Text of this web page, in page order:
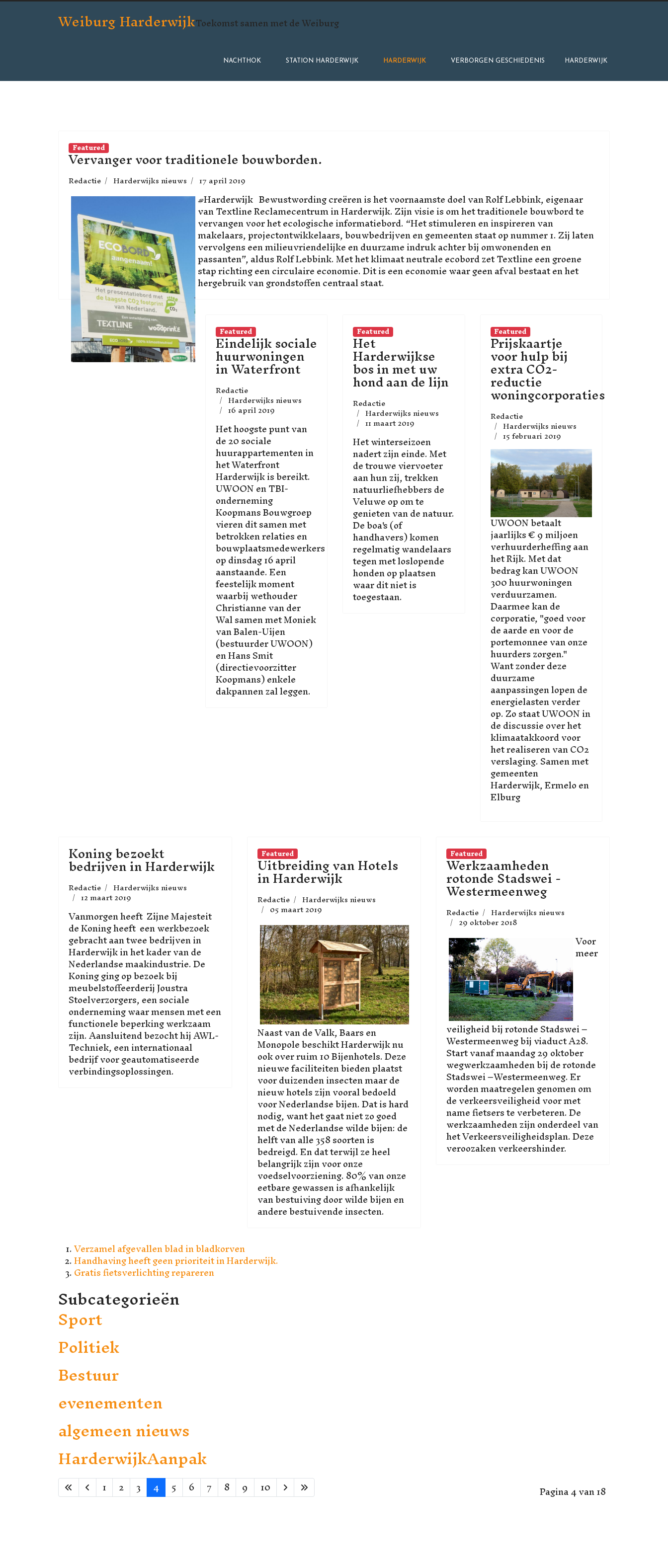
Weiburg HarderwijkToekomst samen met de Weiburg
NACHTHOK STATION HARDERWIJK HARDERWIJK VERBORGEN GESCHIEDENIS HARDERWIJK
Featured
Vervanger voor traditionele bouwborden.
Redactie Harderwijks nieuws 17 april 2019
#Harderwijk Bewustwording creëren is het voornaamste doel van Rolf Lebbink, eigenaar
van Textline Reclamecentrum in Harderwijk. Zijn visie is om het traditionele bouwbord te
vervangen voor het ecologische informatiebord. “Het stimuleren en inspireren van
makelaars, projectontwikkelaars, bouwbedrijven en gemeenten staat op nummer 1. Zij laten
vervolgens een milieuvriendelijke en duurzame indruk achter bij omwonenden en
passanten”, aldus Rolf Lebbink. Met het klimaat neutrale ecobord zet Textline een groene
stap richting een circulaire economie. Dit is een economie waar geen afval bestaat en het
hergebruik van grondstoffen centraal staat.
Featured
Eindelijk sociale
huurwoningen
in Waterfront
Redactie
Harderwijks nieuws
16 april 2019
Het hoogste punt van
de 20 sociale
huurappartementen in
het Waterfront
Harderwijk is bereikt.
UWOON en TBI-
onderneming
Koopmans Bouwgroep
vieren dit samen met
betrokken relaties en
bouwplaatsmedewerkers
op dinsdag 16 april
aanstaande. Een
feestelijk moment
waarbij wethouder
Christianne van der
Wal samen met Moniek
van Balen-Uijen
(bestuurder UWOON)
en Hans Smit
(directievoorzitter
Koopmans) enkele
dakpannen zal leggen.
Featured
Het
Harderwijkse
bos in met uw
hond aan de lijn
Redactie
Harderwijks nieuws
11 maart 2019
Het winterseizoen
nadert zijn einde. Met
de trouwe viervoeter
aan hun zij, trekken
natuurliefhebbers de
Veluwe op om te
genieten van de natuur.
De boa's (of
handhavers) komen
regelmatig wandelaars
tegen met loslopende
honden op plaatsen
waar dit niet is
toegestaan.
Featured
Prijskaartje
voor hulp bij
extra CO2-
reductie
woningcorporaties
Redactie
Harderwijks nieuws
15 februari 2019
UWOON betaalt
jaarlijks € 9 miljoen
verhuurderheffing aan
het Rijk. Met dat
bedrag kan UWOON
300 huurwoningen
verduurzamen.
Daarmee kan de
corporatie, "goed voor
de aarde en voor de
portemonnee van onze
huurders zorgen."
Want zonder deze
duurzame
aanpassingen lopen de
energielasten verder
op. Zo staat UWOON in
de discussie over het
klimaatakkoord voor
het realiseren van CO2
verslaging. Samen met
gemeenten
Harderwijk, Ermelo en
Elburg
Koning bezoekt
bedrijven in Harderwijk
Redactie Harderwijks nieuws
12 maart 2019
Vanmorgen heeft Zijne Majesteit
de Koning heeft een werkbezoek
gebracht aan twee bedrijven in
Harderwijk in het kader van de
Nederlandse maakindustrie. De
Koning ging op bezoek bij
meubelstoffeerderij Joustra
Stoelverzorgers, een sociale
onderneming waar mensen met een
functionele beperking werkzaam
zijn. Aansluitend bezocht hij AWL-
Techniek, een internationaal
bedrijf voor geautomatiseerde
verbindingsoplossingen.
Featured
Uitbreiding van Hotels
in Harderwijk
Redactie Harderwijks nieuws
05 maart 2019
Naast van de Valk, Baars en
Monopole beschikt Harderwijk nu
ook over ruim 10 Bijenhotels. Deze
nieuwe faciliteiten bieden plaatst
voor duizenden insecten maar de
nieuw hotels zijn vooral bedoeld
voor Nederlandse bijen. Dat is hard
nodig, want het gaat niet zo goed
met de Nederlandse wilde bijen: de
helft van alle 358 soorten is
bedreigd. En dat terwijl ze heel
belangrijk zijn voor onze
voedselvoorziening. 80% van onze
eetbare gewassen is afhankelijk
van bestuiving door wilde bijen en
andere bestuivende insecten.
Featured
Werkzaamheden
rotonde Stadswei -
Westermeenweg
Redactie Harderwijks nieuws
29 oktober 2018
Voor
meer
veiligheid bij rotonde Stadswei –
Westermeenweg bij viaduct A28.
Start vanaf maandag 29 oktober
wegwerkzaamheden bij de rotonde
Stadswei –Westermeenweg. Er
worden maatregelen genomen om
de verkeersveiligheid voor met
name fietsers te verbeteren. De
werkzaamheden zijn onderdeel van
het Verkeersveiligheidsplan. Deze
veroozaken verkeershinder.
Verzamel afgevallen blad in bladkorven
Handhaving heeft geen prioriteit in Harderwijk.
Gratis fietsverlichting repareren
Subcategorieën
Sport
Politiek
Bestuur
evenementen
algemeen nieuws
HarderwijkAanpak
Pagina 4 van 18
1 2 3 4 5 6 7 8 9 10